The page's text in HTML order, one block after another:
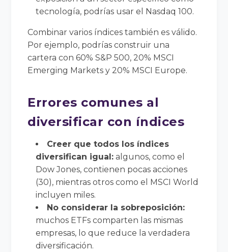
tecnología, podrías usar el Nasdaq 100.
Combinar varios índices también es válido.
Por ejemplo, podrías construir una
cartera con 60% S&P 500, 20% MSCI
Emerging Markets y 20% MSCI Europe.
Errores comunes al
diversificar con índices
Creer que todos los índices
diversifican igual: algunos, como el
Dow Jones, contienen pocas acciones
(30), mientras otros como el MSCI World
incluyen miles.
No considerar la sobreposición:
muchos ETFs comparten las mismas
empresas, lo que reduce la verdadera
diversificación.